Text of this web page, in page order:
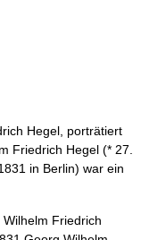
Hegel, porträtiert
Friedrich Hegel (* 27.
in Berlin) war ein
Friedrich